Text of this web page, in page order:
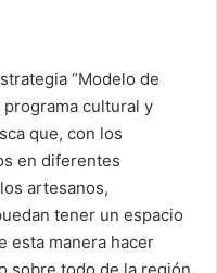
‘’Modelo de
programa cultural y
que, con los
en diferentes
artesanos,
tener un espacio
esta manera hacer
sobre todo de la región,